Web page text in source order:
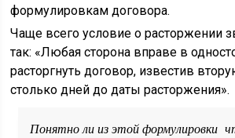
формулировкам договора.
Чаще всего условие о расторжении
так: «Любая сторона вправе в
расторгнуть договор, известив
столько дней до даты расторжения».
Понятно ли из этой формулировки